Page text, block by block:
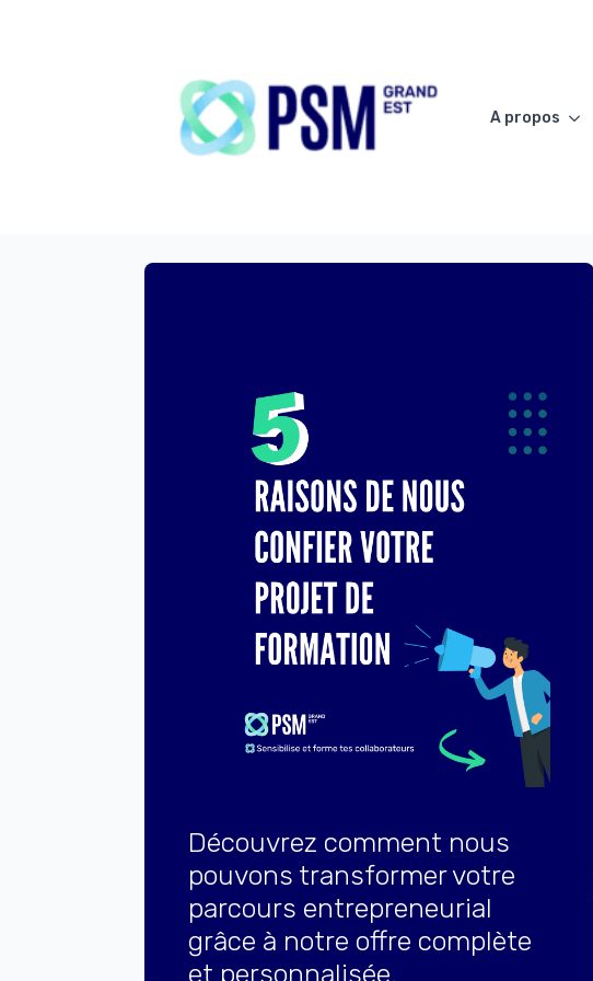
A propos
Découvrez comment nous
pouvons transformer votre
parcours entrepreneurial
grâce à notre offre complète
et personnalisée.